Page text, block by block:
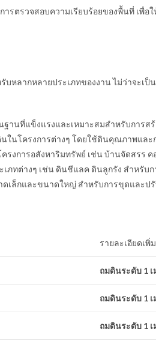
ารตรวจสอบความเรียบร้อยของพื้นที่ เพื่
บหลากหลายประเภทของงาน ไม่ว่าจะเ
ฐานที่แข็งแรงและเหมาะสมสำหรับการส
นในโครงการต่างๆ โดยใช้ดินคุณภาพแล
รงการอสังหาริมทรัพย์ เช่น บ้านจัดสรร ค
เภทต่างๆ เช่น ดินชีแลค ดินลูกรัง สำหรับ
ดเล็กและขนาดใหญ่ สำหรับการขุดและป
รายละเอียดเพิ่
ถมดินระดับ 1 เ
ถมดินระดับ 1 เ
ถมดินระดับ 1 เ